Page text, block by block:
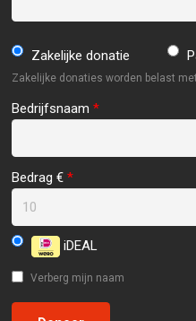
Zakelijke donatie
Zakelijke donaties worden belast
Bedrijfsnaam*
Bedrag €*
iDEAL
Verberg mijn naam